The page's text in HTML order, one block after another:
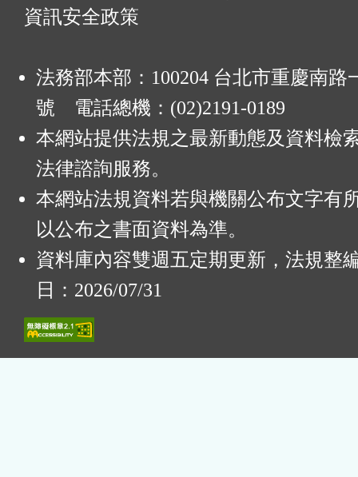
資訊安全政策
法務部本部：100204 台北市重慶南路
號 電話總機：(02)2191-0189
本網站提供法規之最新動態及資料檢
法律諮詢服務。
本網站法規資料若與機關公布文字有
以公布之書面資料為準。
資料庫內容雙週五定期更新，法規整
日：2026/07/31